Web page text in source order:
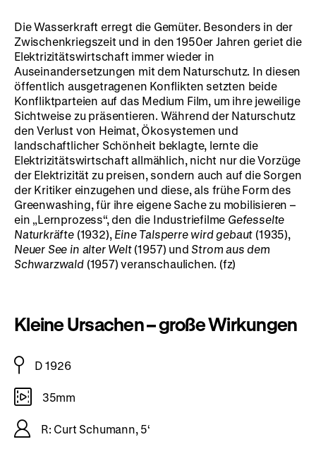
Die Wasserkraft erregt die Gemüter. Besonders in der
Zwischenkriegszeit und in den 1950er Jahren geriet die
Elektrizitätswirtschaft immer wieder in
Auseinandersetzungen mit dem Naturschutz. In diesen
öffentlich ausgetragenen Konflikten setzten beide
Konfliktparteien auf das Medium Film, um ihre jeweilige
Sichtweise zu präsentieren. Während der Naturschutz
den Verlust von Heimat, Ökosystemen und
landschaftlicher Schönheit beklagte, lernte die
Elektrizitätswirtschaft allmählich, nicht nur die Vorzüge
der Elektrizität zu preisen, sondern auch auf die Sorgen
der Kritiker einzugehen und diese, als frühe Form des
Greenwashing, für ihre eigene Sache zu mobilisieren –
ein „Lernprozess“, den die Industriefilme Gefesselte
Naturkräfte(1932), Eine Talsperre wird gebaut (1935),
Neuer See in alter Welt(1957) und Strom aus dem
Schwarzwald(1957) veranschaulichen. (fz)
Kleine Ursachen – große Wirkungen
D 1926
35mm
R: Curt Schumann, 5‘